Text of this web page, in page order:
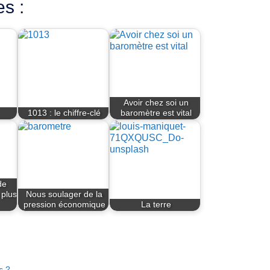
:
1013 : le chiffre-clé
Avoir chez soi un
baromètre est vital
Nous soulager de la
pression économique
La terre